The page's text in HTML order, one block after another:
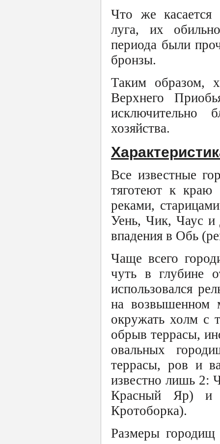
Что же касается
луга, их
периода были
бронзы.
Таким образом,
Верхнего
исключительно
хозяйства.
Все известные
тяготеют к краю
реками,
Уень, Чик, Чаус и
впадения в Обь
Чаще всего
чуть в глубине
использовался
на возвышенном
окружать холм с
обрыв террасы,
овальных
террасы, ров и
известно лишь 2:
Красный Яр) и
Кротоборка).
Размеры